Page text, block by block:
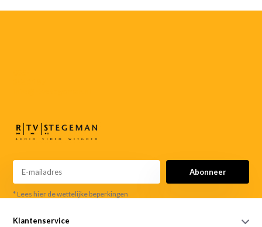
Abonneer
* Lees hier de wettelijke beperkingen
Klantenservice